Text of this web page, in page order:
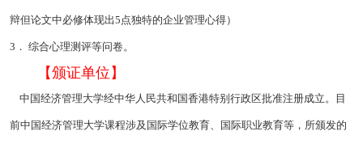
辩但论文中必修体现出5点独特的企业管理心得）
3． 综合心理测评等问卷。
【颁证单位】
中国经济管理大学经中华人民共和国香港特别行政区批准注册成立。目
前中国经济管理大学课程涉及国际学位教育、国际职业教育等，所颁发的